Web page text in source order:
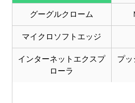
グーグルクローム
マイクロソフトエッジ
インターネットエクスプ
ローラ
プ